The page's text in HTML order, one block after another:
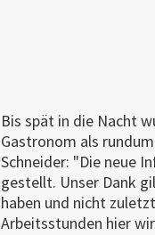
Bis spät in die Nacht
Gastronom als
Schneider: "Die neue
gestellt. Unser Dank
haben und nicht
Arbeitsstunden hier